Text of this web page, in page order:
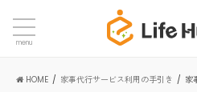
menu
HOME 家事代行サービス利用の手引き 家